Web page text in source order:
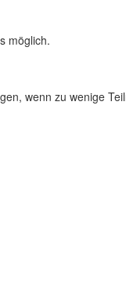
möglich.
wenn zu wenige